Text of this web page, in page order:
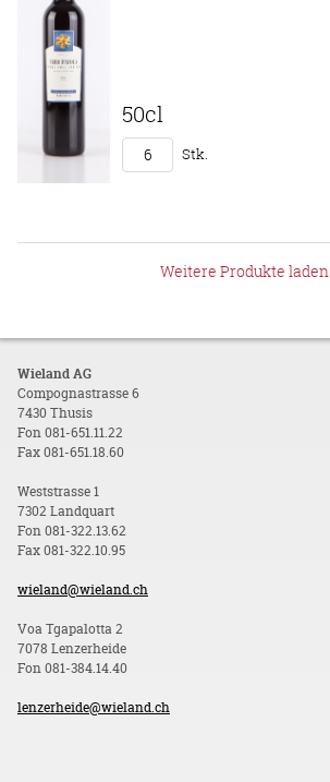
50cl
Stk.
Weitere Produkte laden
Wieland AG
Compognastrasse 6
7430 Thusis
Fon 081-651.11.22
Fax 081-651.18.60
Weststrasse 1
7302 Landquart
Fon 081-322.13.62
Fax 081-322.10.95
wieland@wieland.ch
Voa Tgapalotta 2
7078 Lenzerheide
Fon 081-384.14.40
lenzerheide@wieland.ch